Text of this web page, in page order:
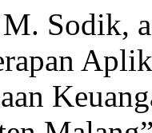
Sodik,